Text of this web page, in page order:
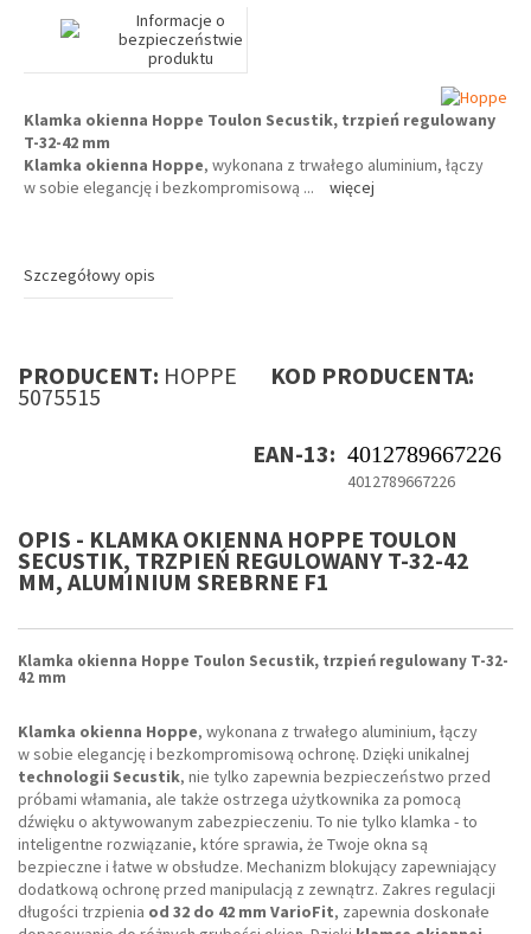
Informacje o
bezpieczeństwie
produktu
Klamka okienna Hoppe Toulon Secustik, trzpień regulowany
T-32-42 mm
Klamka okienna Hoppe, wykonana z trwałego aluminium, łączy
w sobie elegancję i bezkompromisową ... więcej
Szczegółowy opis
PRODUCENT: HOPPE KOD PRODUCENTA:
5075515
EAN-13: 4012789667226
4012789667226
OPIS - KLAMKA OKIENNA HOPPE TOULON
SECUSTIK, TRZPIEŃ REGULOWANY T-32-42
MM, ALUMINIUM SREBRNE F1
Klamka okienna Hoppe Toulon Secustik, trzpień regulowany T-32-
42 mm
Klamka okienna Hoppe, wykonana z trwałego aluminium, łączy
w sobie elegancję i bezkompromisową ochronę. Dzięki unikalnej
technologii Secustik, nie tylko zapewnia bezpieczeństwo przed
próbami włamania, ale także ostrzega użytkownika za pomocą
dźwięku o aktywowanym zabezpieczeniu. To nie tylko klamka - to
inteligentne rozwiązanie, które sprawia, że Twoje okna są
bezpieczne i łatwe w obsłudze. Mechanizm blokujący zapewniający
dodatkową ochronę przed manipulacją z zewnątrz. Zakres regulacji
długości trzpienia od 32 do 42 mm VarioFit, zapewnia doskonałe